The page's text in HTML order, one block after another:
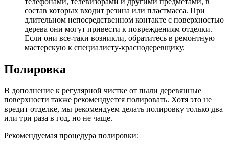
состав которых входит резина или пластмасса. При
длительном непосредственном контакте с поверхностью
дерева они могут привести к повреждениям отделки.
Если они все-таки возникли, обратитесь в ремонтную
мастерскую к специалисту-краснодеревщику.
Полировка
В дополнение к регулярной чистке от пыли деревянные
поверхности также рекомендуется полировать. Хотя это не
вредит отделке, мы рекомендуем делать полировку только два
или три раза в год, но не чаще.
Рекомендуемая процедура полировки: